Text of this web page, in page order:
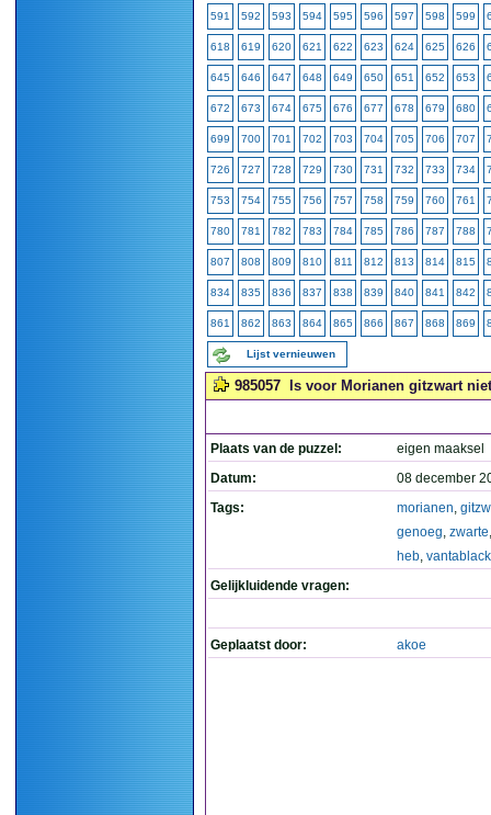
591 592 593 594 595 596 597 598 599
618 619 620 621 622 623 624 625 626
645 646 647 648 649 650 651 652 653
672 673 674 675 676 677 678 679 680
699 700 701 702 703 704 705 706 707
726 727 728 729 730 731 732 733 734
753 754 755 756 757 758 759 760 761
780 781 782 783 784 785 786 787 788
807 808 809 810 811 812 813 814 815
834 835 836 837 838 839 840 841 842
861 862 863 864 865 866 867 868 869
Lijst vernieuwen
985057 Is voor Morianen gitzwart
Plaats van de puzzel:
eigen maaksel
Datum:
08 december
Tags:
morianen,
genoeg, zwarte
heb, vantablack
Gelijkluidende vragen:
Geplaatst door: akoe